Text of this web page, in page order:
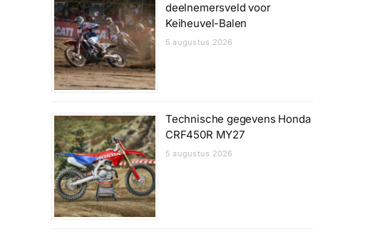
deelnemersveld voor
Keiheuvel-Balen
5 augustus 2026
Technische gegevens Honda
CRF450R MY27
5 augustus 2026